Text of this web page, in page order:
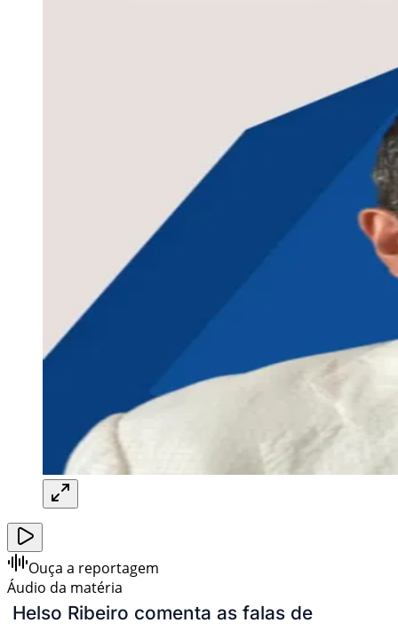
Ouça a reportagem
Áudio da matéria
Helso Ribeiro comenta as falas de